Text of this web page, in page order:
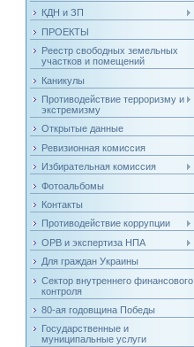
КДН и ЗП
ПРОЕКТЫ
Реестр свободных земельных
участков и помещений
Каникулы
Противодействие терроризму и
экстремизму
Открытые данные
Ревизионная комиссия
Избирательная комиссия
Фотоальбомы
Контакты
Противодействие коррупции
ОРВ и экспертиза НПА
Для граждан Украины
Сектор внутреннего финансового
контроля
80-ая годовщина Победы
Государственные и
муниципальные услуги